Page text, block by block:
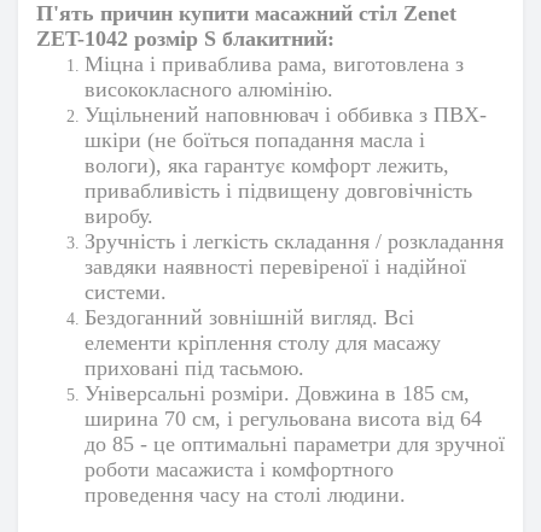
П'ять причин купити масажний стіл Zenet
ZET-1042 розмір S блакитний:
Міцна і приваблива рама, виготовлена ​​з
висококласного алюмінію.
Ущільнений наповнювач і оббивка з ПВХ-
шкіри (не боїться попадання масла і
вологи), яка гарантує комфорт лежить,
привабливість і підвищену довговічність
виробу.
Зручність і легкість складання / розкладання
завдяки наявності перевіреної і надійної
системи.
Бездоганний зовнішній вигляд. Всі
елементи кріплення столу для масажу
приховані під тасьмою.
Універсальні розміри. Довжина в 185 см,
ширина 70 см, і регульована висота від 64
до 85 - це оптимальні параметри для зручної
роботи масажиста і комфортного
проведення часу на столі людини.